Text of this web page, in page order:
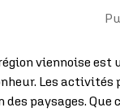
viennoise
Les
paysages.